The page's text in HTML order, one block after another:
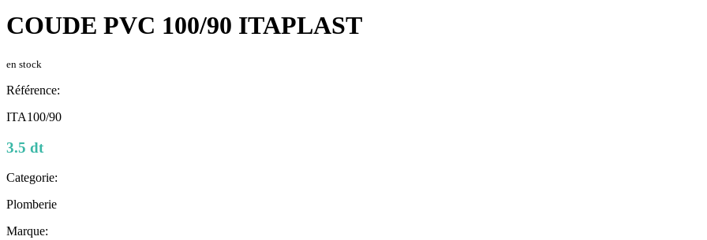
COUDE PVC 100/90 ITAPLAST
en stock
Référence:
ITA100/90
3.5 dt
Categorie:
Plomberie
Marque: